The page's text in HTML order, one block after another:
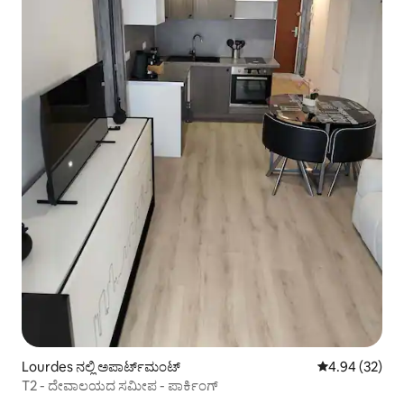
Lourdes ನಲ್ಲಿ ಅಪಾರ್ಟ್‌ಮಂಟ್ 5 ರಲ್ಲಿ 4.94
4.94 (32)
T2 - ದೇವಾಲಯದ ಸಮೀಪ - ಪಾರ್ಕಿಂಗ್